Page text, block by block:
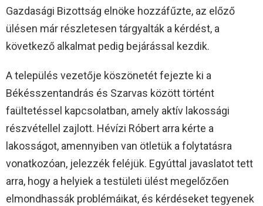
Gazdasági Bizottság elnöke hozzáfűzte, az előző
ülésen már részletesen tárgyalták a kérdést, a
következő alkalmat pedig bejárással kezdik.
A település vezetője köszönetét fejezte ki a
Békésszentandrás és Szarvas között történt
faültetéssel kapcsolatban, amely aktív lakossági
részvétellel zajlott. Hévízi Róbert arra kérte a
lakosságot, amennyiben van ötletük a folytatásra
vonatkozóan, jelezzék feléjük. Egyúttal javaslatot tett
arra, hogy a helyiek a testületi ülést megelőzően
elmondhassák problémáikat, és kérdéseket tegyenek